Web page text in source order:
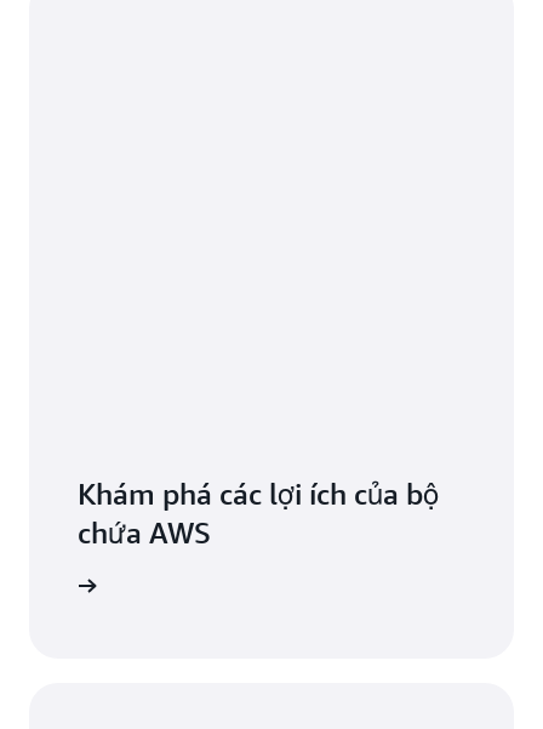
Khám phá các lợi ích của bộ
chứa AWS